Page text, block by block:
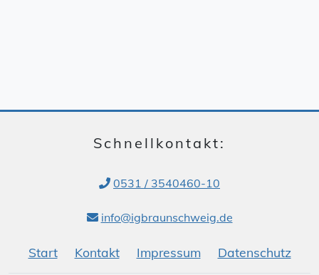
Schnellkontakt:
0531 / 3540460-10
info@igbraunschweig.de
Start Kontakt Impressum Datenschutz